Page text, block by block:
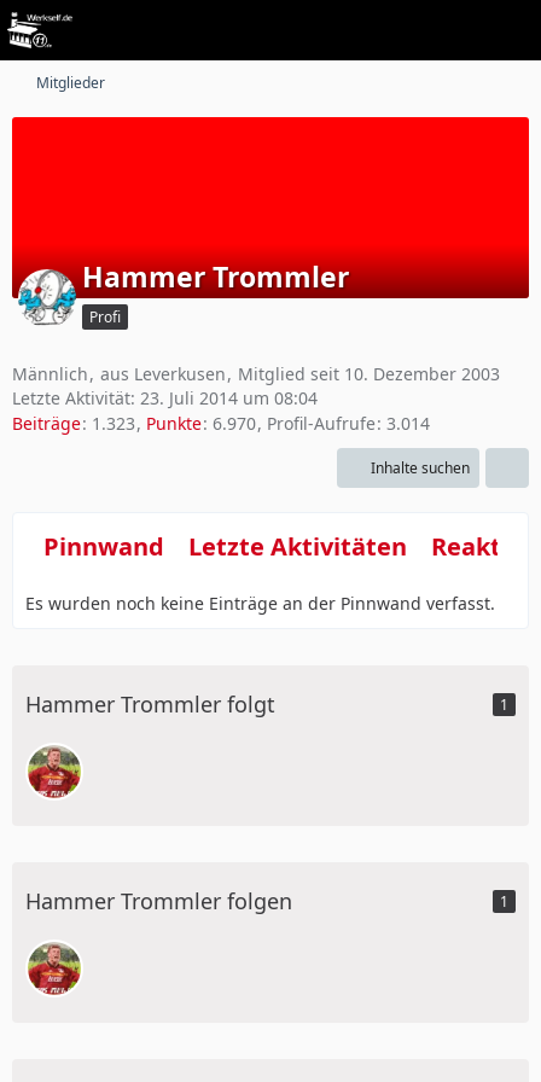
Mitglieder
Hammer Trommler
Profi
Männlich aus Leverkusen
Mitglied seit 10. Dezember 2003
Letzte Aktivität: 23. Juli 2014 um 08:04
Beiträge 1.323 Punkte 6.970 Profil-Aufrufe 3.014
Inhalte suchen
Pinnwand Letzte Aktivitäten
Es wurden noch keine Einträge an der Pinnwand verfasst.
Hammer Trommler folgt 1
Hammer Trommler folgen 1